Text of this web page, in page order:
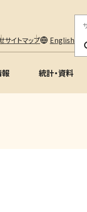
サイトマップ English
サ
イ
ト
検
統計・資料